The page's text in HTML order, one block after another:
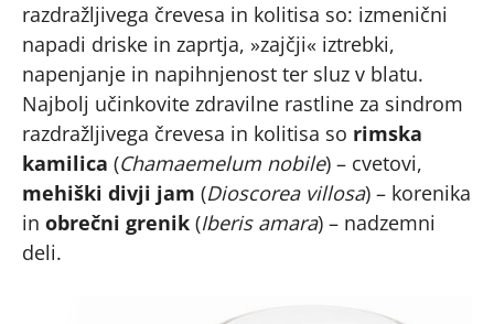
razdražljivega črevesa in kolitisa so: izmenični
napadi driske in zaprtja, »zajčji« iztrebki,
napenjanje in napihnjenost ter sluz v blatu.
Najbolj učinkovite zdravilne rastline za sindrom
razdražljivega črevesa in kolitisa so rimska
kamilica (Chamaemelum nobile) – cvetovi,
mehiški divji jam (Dioscorea villosa) – korenika
in obrečni grenik (Iberis amara) – nadzemni
deli.